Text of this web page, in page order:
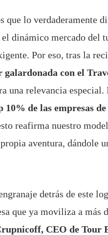
que lo verdaderamente
dinámico mercado del
Por eso, tras la
con el
una relevancia especial.
10% de las empresas
reafirma nuestro
aventura, dándole
detrás de este
que ya moviliza a más
CEO de Tour